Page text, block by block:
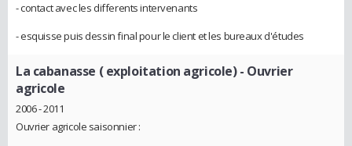
- contact avec les differents intervenants
- esquisse puis dessin final pour le client et les bureaux d'études
La cabanasse ( exploitation agricole)- Ouvrier
agricole
2006 - 2011
Ouvrier agricole saisonnier :